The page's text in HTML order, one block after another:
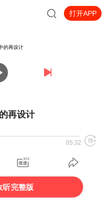
打开APP
再设计
05:32
听完整版